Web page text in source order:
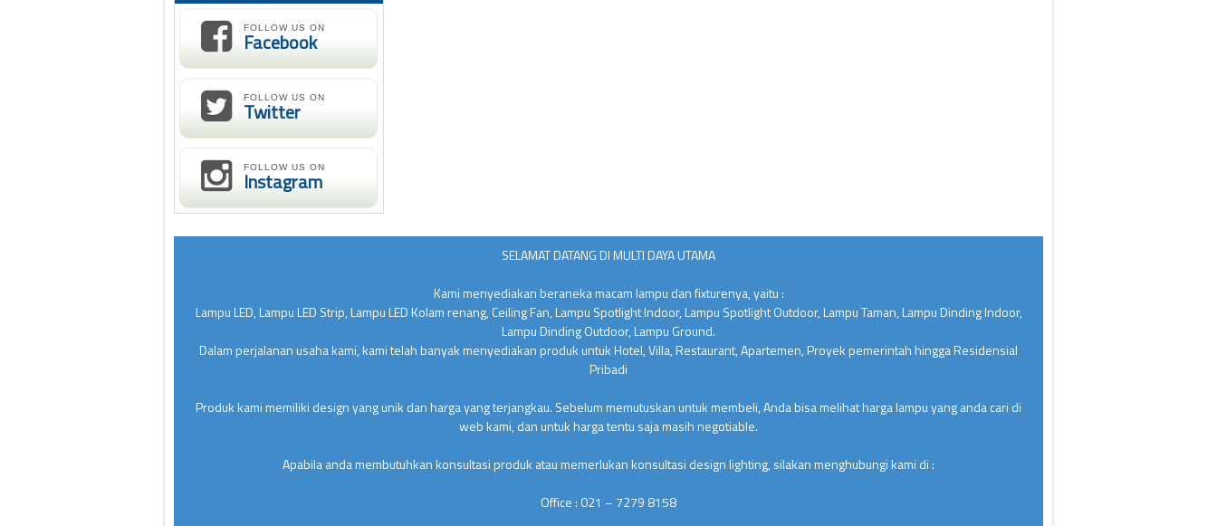
FOLLOW US ON
Facebook
FOLLOW US ON
Twitter
FOLLOW US ON
Instagram
SELAMAT DATANG DI MULTI DAYA UTAMA
Kami menyediakan beraneka macam lampu dan fixturenya, yaitu :
Lampu LED, Lampu LED Strip, Lampu LED Kolam renang, Ceiling Fan, Lampu Spotlight Indoor, Lampu Spotlight Outdoor, Lampu Taman, Lampu Dinding Indoor,
Lampu Dinding Outdoor, Lampu Ground.
Dalam perjalanan usaha kami, kami telah banyak menyediakan produk untuk Hotel, Villa, Restaurant, Apartemen, Proyek pemerintah hingga Residensial
Pribadi
Produk kami memiliki design yang unik dan harga yang terjangkau. Sebelum memutuskan untuk membeli, Anda bisa melihat harga lampu yang anda cari di
web kami, dan untuk harga tentu saja masih negotiable.
Apabila anda membutuhkan konsultasi produk atau memerlukan konsultasi design lighting, silakan menghubungi kami di :
Office : 021 – 7279 8158